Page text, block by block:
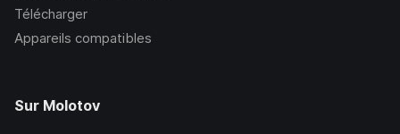
Télécharger
Appareils compatibles
Sur Molotov